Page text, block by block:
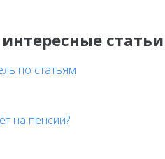
статьи
по статьям
на пенсии?